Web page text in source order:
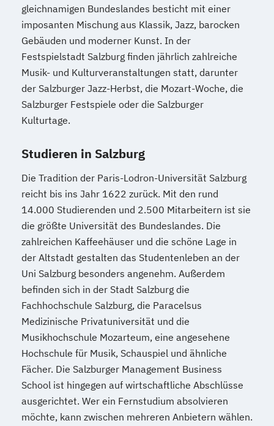
gleichnamigen Bundeslandes besticht mit einer
imposanten Mischung aus Klassik, Jazz, barocken
Gebäuden und moderner Kunst. In der
Festspielstadt Salzburg finden jährlich zahlreiche
Musik- und Kulturveranstaltungen statt, darunter
der Salzburger Jazz-Herbst, die Mozart-Woche, die
Salzburger Festspiele oder die Salzburger
Kulturtage.
Studieren in Salzburg
Die Tradition der Paris-Lodron-Universität Salzburg
reicht bis ins Jahr 1622 zurück. Mit den rund
14.000 Studierenden und 2.500 Mitarbeitern ist sie
die größte Universität des Bundeslandes. Die
zahlreichen Kaffeehäuser und die schöne Lage in
der Altstadt gestalten das Studentenleben an der
Uni Salzburg besonders angenehm. Außerdem
befinden sich in der Stadt Salzburg die
Fachhochschule Salzburg, die Paracelsus
Medizinische Privatuniversität und die
Musikhochschule Mozarteum, eine angesehene
Hochschule für Musik, Schauspiel und ähnliche
Fächer. Die Salzburger Management Business
School ist hingegen auf wirtschaftliche Abschlüsse
ausgerichtet. Wer ein Fernstudium absolvieren
möchte, kann zwischen mehreren Anbietern wählen.